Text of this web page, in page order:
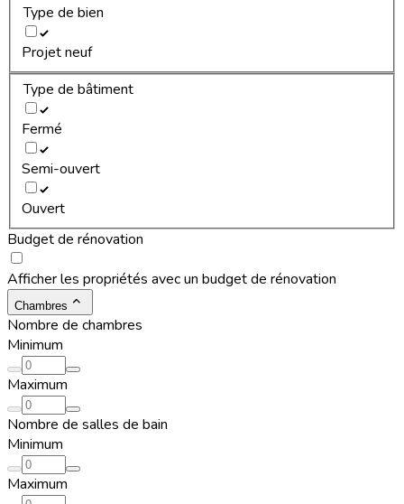
Type de bien
Projet neuf
Type de bâtiment
Fermé
Semi-ouvert
Ouvert
Budget de rénovation
Afficher les propriétés avec un budget de rénovation
Chambres
Nombre de chambres
Minimum
Maximum
Nombre de salles de bain
Minimum
Maximum